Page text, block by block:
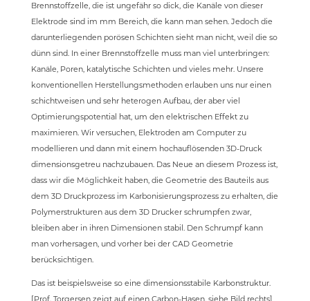
Brennstoffzelle, die ist ungefähr so dick, die Kanäle von dieser
Elektrode sind im mm Bereich, die kann man sehen. Jedoch die
darunterliegenden porösen Schichten sieht man nicht, weil die so
dünn sind. In einer Brennstoffzelle muss man viel unterbringen:
Kanäle, Poren, katalytische Schichten und vieles mehr. Unsere
konventionellen Herstellungsmethoden erlauben uns nur einen
schichtweisen und sehr heterogen Aufbau, der aber viel
Optimierungspotential hat, um den elektrischen Effekt zu
maximieren. Wir versuchen, Elektroden am Computer zu
modellieren und dann mit einem hochauflösenden 3D-Druck
dimensionsgetreu nachzubauen. Das Neue an diesem Prozess ist,
dass wir die Möglichkeit haben, die Geometrie des Bauteils aus
dem 3D Druckprozess im Karbonisierungsprozess zu erhalten, die
Polymerstrukturen aus dem 3D Drucker schrumpfen zwar,
bleiben aber in ihren Dimensionen stabil. Den Schrumpf kann
man vorhersagen, und vorher bei der CAD Geometrie
berücksichtigen.
Das ist beispielsweise so eine dimensionsstabile Karbonstruktur.